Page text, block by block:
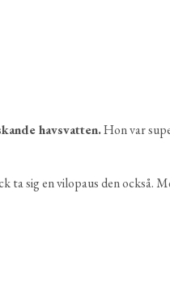
havsvatten.Hon var
sig en vilopaus den också.